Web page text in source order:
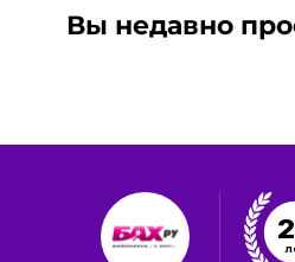
Вы недавно